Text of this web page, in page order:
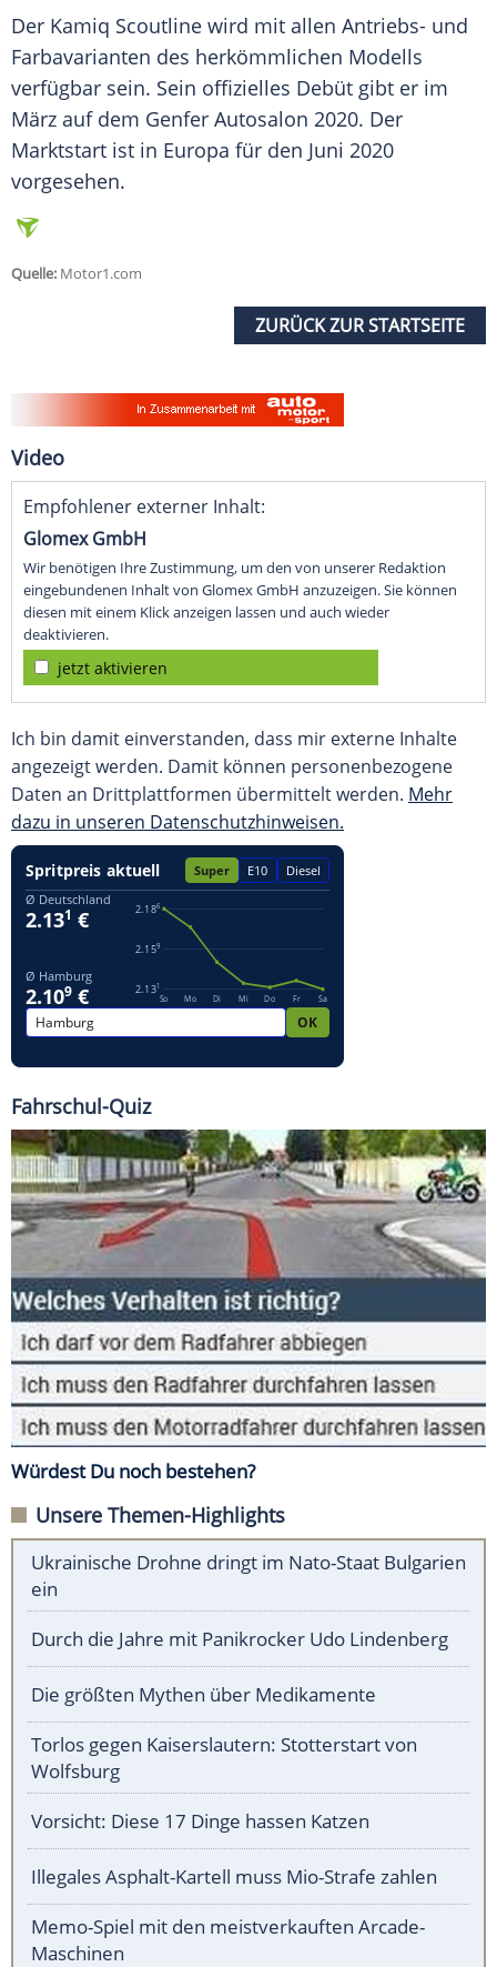
Der Kamiq Scoutline wird mit allen Antriebs- und
Farbavarianten des herkömmlichen Modells
verfügbar sein. Sein offizielles Debüt gibt er im
März auf dem Genfer Autosalon 2020. Der
Marktstart ist in Europa für den Juni 2020
vorgesehen.
Quelle: Motor1.com
ZURÜCK ZUR STARTSEITE
Video
Empfohlener externer Inhalt:
Glomex GmbH
Wir benötigen Ihre Zustimmung, um den von unserer Redaktion
eingebundenen Inhalt von Glomex GmbH anzuzeigen. Sie können
diesen mit einem Klick anzeigen lassen und auch wieder
deaktivieren.
jetzt aktivieren
Ich bin damit einverstanden, dass mir externe Inhalte
angezeigt werden. Damit können personenbezogene
Daten an Drittplattformen übermittelt werden. Mehr
dazu in unseren Datenschutzhinweisen.
Fahrschul-Quiz
Würdest Du noch bestehen?
Unsere Themen-Highlights
Ukrainische Drohne dringt im Nato-Staat Bulgarien
ein
Durch die Jahre mit Panikrocker Udo Lindenberg
Die größten Mythen über Medikamente
Torlos gegen Kaiserslautern: Stotterstart von
Wolfsburg
Vorsicht: Diese 17 Dinge hassen Katzen
Illegales Asphalt-Kartell muss Mio-Strafe zahlen
Memo-Spiel mit den meistverkauften Arcade-
Maschinen